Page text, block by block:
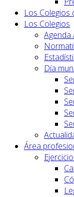
Los Colegios
Los Colegios
Agenda
Día
Área